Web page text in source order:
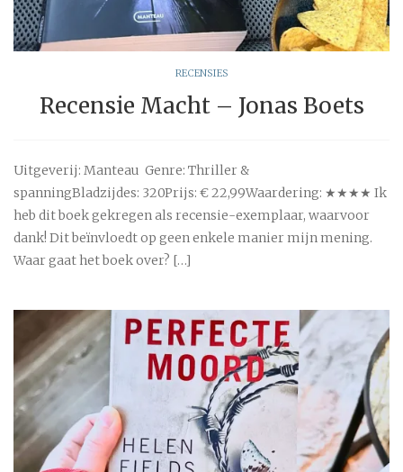
RECENSIES
Recensie Macht – Jonas Boets
Uitgeverij: Manteau Genre: Thriller &
spanningBladzijdes: 320Prijs: € 22,99Waardering: ★★★★ Ik
heb dit boek gekregen als recensie-exemplaar, waarvoor
dank! Dit beïnvloedt op geen enkele manier mijn mening.
Waar gaat het boek over? […]